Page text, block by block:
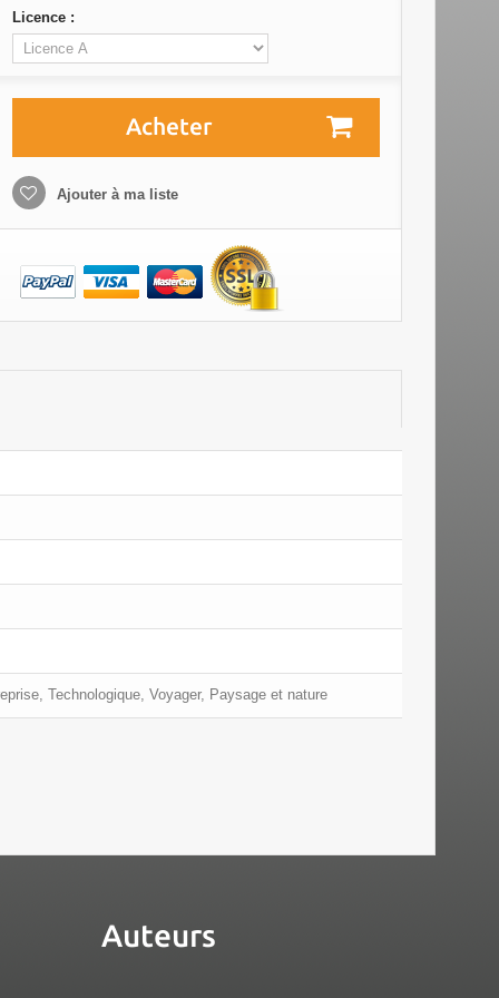
Licence :
Acheter
Ajouter à ma liste
Technologique, Voyager, Paysage et nature
Auteurs